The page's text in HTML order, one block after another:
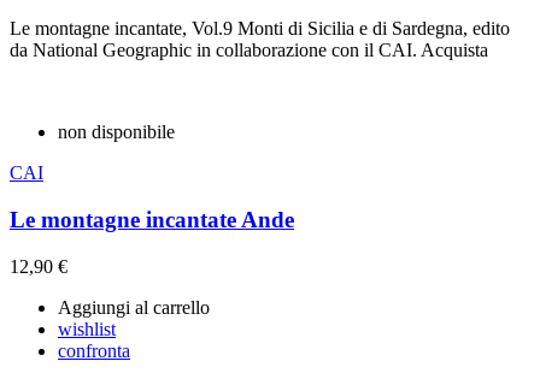
Le montagne incantate, Vol.9 Monti di Sicilia e di Sardegna, edito
da National Geographic in collaborazione con il CAI. Acquista
non disponibile
CAI
Le montagne incantate Ande
12,90 €
Aggiungi al carrello
wishlist
confronta